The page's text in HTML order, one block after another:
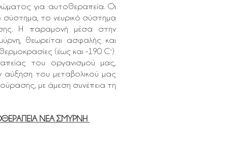
για αυτοθεραπεία. Οι
σύστημα, το νευρικό σύστημα
Η παραμονή μέσα στην
θεωρείται ασφαλής και
(έως και -190 C˚)
του οργανισμού μας,
του μεταβολικού μας
με άμεση συνέπεια τη
ΝΕΑ ΣΜΥΡΝΗ